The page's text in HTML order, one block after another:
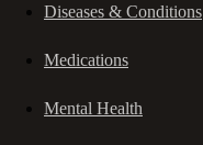
Diseases & Conditions
Medications
Mental Health